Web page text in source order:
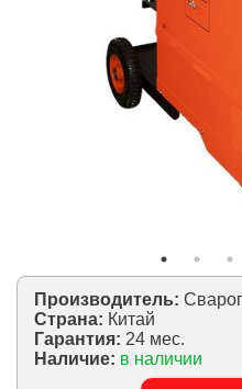
Производитель: Сварог
Страна: Китай
Гарантия: 24 мес.
Наличие: в наличии